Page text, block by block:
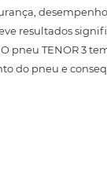
resultados
pneu TENOR 3
do pneu e